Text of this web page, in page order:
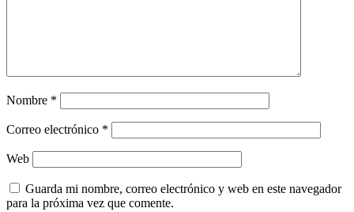
Nombre *
Correo electrónico *
Web
Guarda mi nombre, correo electrónico y web en este navegador
para la próxima vez que comente.